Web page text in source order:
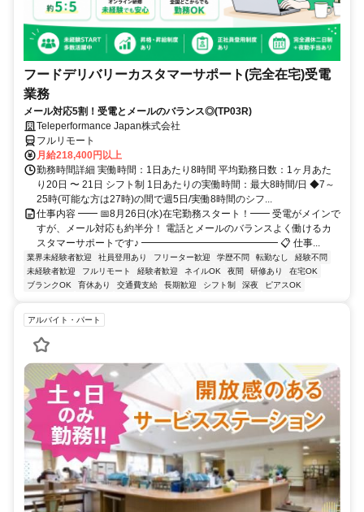
フードデリバリーカスタマーサポート(完全在宅)受電
業務
メール対応5割！受電とメールのバランス◎(TP03R)
Teleperformance Japan株式会社
フルリモート
月給218,400円以上
勤務時間詳細 実働時間：1日あたり8時間 平均勤務日数：1ヶ月あた
り20日 〜 21日 シフト制 1日あたりの実働時間：最大8時間/日 ◆7～
25時(可能な方は27時)の間で週5日/実働8時間のシフ...
仕事内容 ━━ 📅8月26日(水)在宅勤務スタート！━━ 受電がメインで
すが、メール対応も約半分！ 電話とメールのバランスよく働けるカ
スタマーサポートです♪ ━━━━━━━━━━━━━━ 📋 仕事...
業界未経験者歓迎 社員登用あり フリーター歓迎 学歴不問 転勤なし
経験不問
未経験者歓迎
フルリモート 経験者歓迎 ネイルOK 夜間 研修あり
在宅OK
ブランクOK
育休あり 交通費支給 長期歓迎 シフト制 深夜 ピアスOK
アルバイト・パート